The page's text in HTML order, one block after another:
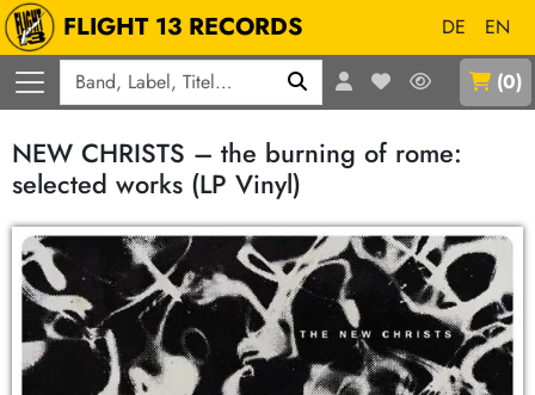
FLIGHT 13 RECORDS DE
EN
(0)
NEW CHRISTS – the burning of rome:
selected works (LP Vinyl)